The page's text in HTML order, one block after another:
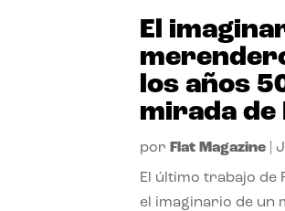
El
los años
mirada de
por Flat Magazine
El último trabajo de
el imaginario de un